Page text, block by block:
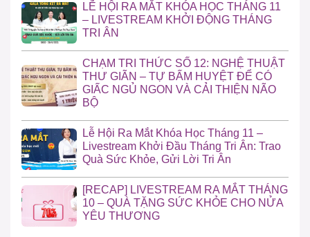
LỄ HỘI RA MẮT KHÓA HỌC THÁNG 11
– LIVESTREAM KHỞI ĐỘNG THÁNG
TRI ÂN
CHẠM TRI THỨC SỐ 12: NGHỆ THUẬT
THƯ GIÃN – TỰ BẤM HUYỆT ĐỂ CÓ
GIẤC NGỦ NGON VÀ CẢI THIỆN NÃO
BỘ
Lễ Hội Ra Mắt Khóa Học Tháng 11 –
Livestream Khởi Đầu Tháng Tri Ân: Trao
Quà Sức Khỏe, Gửi Lời Tri Ân
[RECAP] LIVESTREAM RA MẮT THÁNG
10 – QUÀ TẶNG SỨC KHỎE CHO NỬA
YÊU THƯƠNG